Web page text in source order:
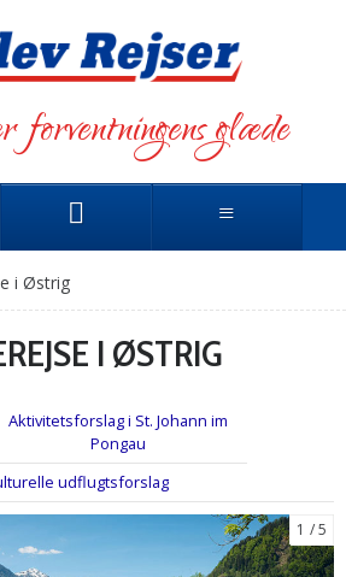
glæde
i Østrig
I ØSTRIG
Aktivitetsforslag i St. Johann im
Pongau
udflugtsforslag
1 5